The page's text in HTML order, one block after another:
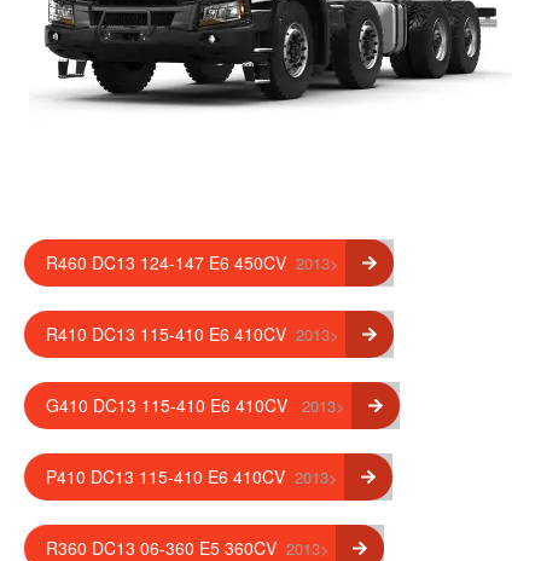
R460 DC13 124-147 E6 450CV 2013>
R410 DC13 115-410 E6 410CV 2013>
G410 DC13 115-410 E6 410CV 2013>
P410 DC13 115-410 E6 410CV 2013>
R360 DC13 06-360 E5 360CV 2013>